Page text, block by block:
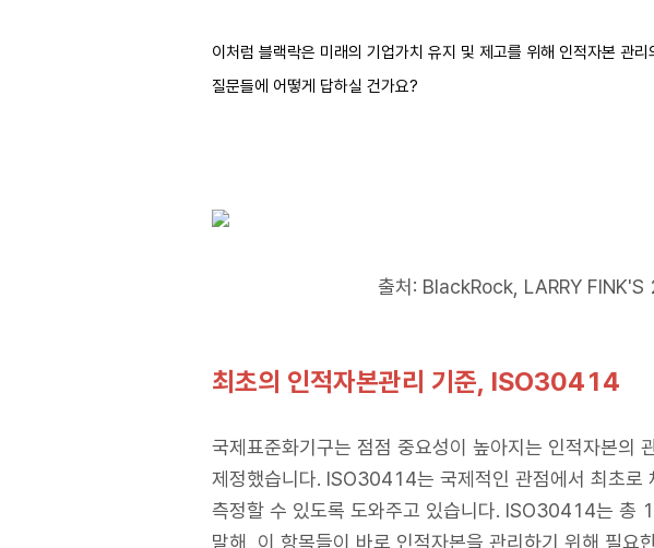
이처럼 블랙락은 미래의 기업가치 유지 및 제고를 위해 인적자본 관
질문들에 어떻게 답하실 건가요?
출처: BlackRock, LARRY
최초의 인적자본관리 기준, ISO30414
국제표준화기구는 점점 중요성이 높아지는 인적자본
제정했습니다. ISO30414는 국제적인 관점에서 최초로
측정할 수 있도록 도와주고 있습니다. ISO30414는 총
말해, 이 항목들이 바로 인적자본을 관리하기 위해 필요